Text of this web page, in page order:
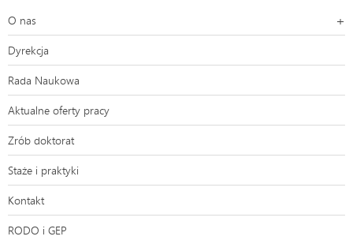
O nas
Dyrekcja
Rada Naukowa
Aktualne oferty pracy
Zrób doktorat
Staże i praktyki
Kontakt
RODO i GEP